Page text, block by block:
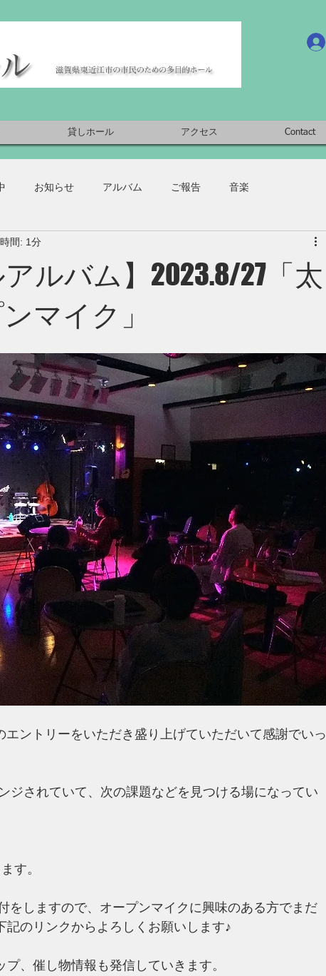
貸しホール アクセス Contact
お知らせ アルバム ご報告 音楽
ルバム】2023.8/27「太
マイク」
間: 1分
ントリーをいただき盛り上げていただいて感謝でいっ
す。
をしますので、オープンマイクに興味のある方でまだ
のリンクからよろしくお願いします♪
、催し物情報も発信していきます。